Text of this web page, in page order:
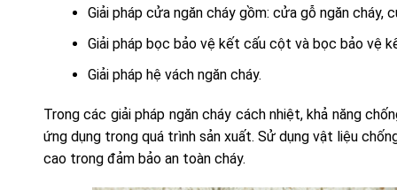
Giải pháp cửa ngăn cháy gồm: cửa gỗ ngăn cháy,
Giải pháp bọc bảo vệ kết cấu cột và bọc bảo vệ
Giải pháp hệ vách ngăn cháy.
Trong các giải pháp ngăn cháy cách nhiệt, khả năng
ứng dụng trong quá trình sản xuất. Sử dụng vật liệu
cao trong đảm bảo an toàn cháy.